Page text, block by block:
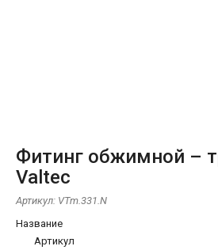
Фитинг обжимной –
Valtec
Артикул: VTm.331.N
Название
Артикул